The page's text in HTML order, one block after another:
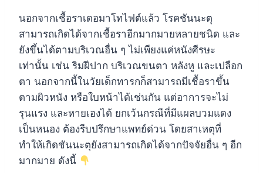
นอกจากเชื้อราเดอมาโทไฟต์แล้ว โรคชันนะตุ
สามารถเกิดได้จากเชื้อราอีกมากมายหลายชนิด และ
ยังขึ้นได้ตามบริเวณอื่น ๆ ไม่เพียงแค่หนังศีรษะ
เท่านั้น เช่น ริมฝีปาก บริเวณขนตา หลังหู และเปลือก
ตา นอกจากนี้ในวัยเด็กทารกก็สามารถมีเชื้อราขึ้น
ตามผิวหนัง หรือใบหน้าได้เช่นกัน แต่อาการจะไม่
รุนแรง และหายเองได้ ยกเว้นกรณีที่มีแผลบวมแดง
เป็นหนอง ต้องรีบปรึกษาแพทย์ด่วน โดยสาเหตุที่
ทำให้เกิดชันนะตุยังสามารถเกิดได้จากปัจจัยอื่น ๆ อีก
มากมาย ดังนี้